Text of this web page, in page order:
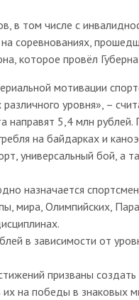
в том числе с
соревнованиях,
которое провёл
мотивации
уровня», –
5,4 млн рублей.
на байдарках и
универсальный бой, а
назначается
мира, Олимпийских,
в зависимости от
призваны создать
на победы в знаковых